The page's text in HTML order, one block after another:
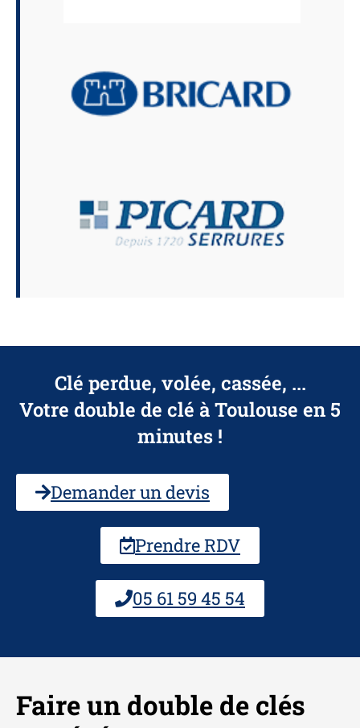
Clé perdue, volée, cassée, ...
Votre double de clé à Toulouse en 5
minutes !
Demander un devis
Prendre RDV
05 61 59 45 54
Faire un double de clés